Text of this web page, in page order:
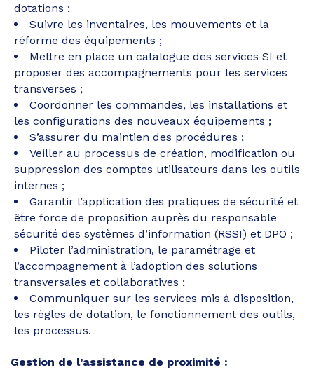
dotations ;
Suivre les inventaires, les mouvements et la
réforme des équipements ;
Mettre en place un catalogue des services SI et
proposer des accompagnements pour les services
transverses ;
Coordonner les commandes, les installations et
les configurations des nouveaux équipements ;
S’assurer du maintien des procédures ;
Veiller au processus de création, modification ou
suppression des comptes utilisateurs dans les outils
internes ;
Garantir l’application des pratiques de sécurité et
être force de proposition auprès du responsable
sécurité des systèmes d’information (RSSI) et DPO ;
Piloter l’administration, le paramétrage et
l’accompagnement à l’adoption des solutions
transversales et collaboratives ;
Communiquer sur les services mis à disposition,
les règles de dotation, le fonctionnement des outils,
les processus.
Gestion de l’assistance de proximité :